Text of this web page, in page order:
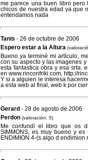
me parece una buen libro pero
chicos de nuestra edad ya que
entendamos nada
Tanis - 26 de octubre de 2006
Espero estar a la Altura
Bueno ya terminé mi artículo,
con su aspecto y las imagenes
esta fantastica obra y esa srta.
en www.rinconfriki.com, http://
Y si a alguien le interesa
a esta web al final, web k por
Gerard - 28 de agosto de 2006
Perdon (valoración: 5)
Me confundí el libro que os
SIMMONS, es muy bueno y es
ENDIMION 4-(s algo d endimion